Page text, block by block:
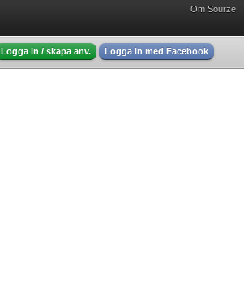
Om Sourze
Logga in / skapa anv. Logga in med Facebook